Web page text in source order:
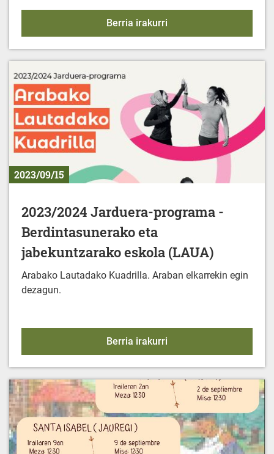
Berria irakurri
2023/09/15
2023/2024 Jarduera-programa -
Berdintasunerako eta
jabekuntzarako eskola (LAUA)
Arabako Lautadako Kuadrilla. Araban elkarrekin egin
dezagun.
Berria irakurri